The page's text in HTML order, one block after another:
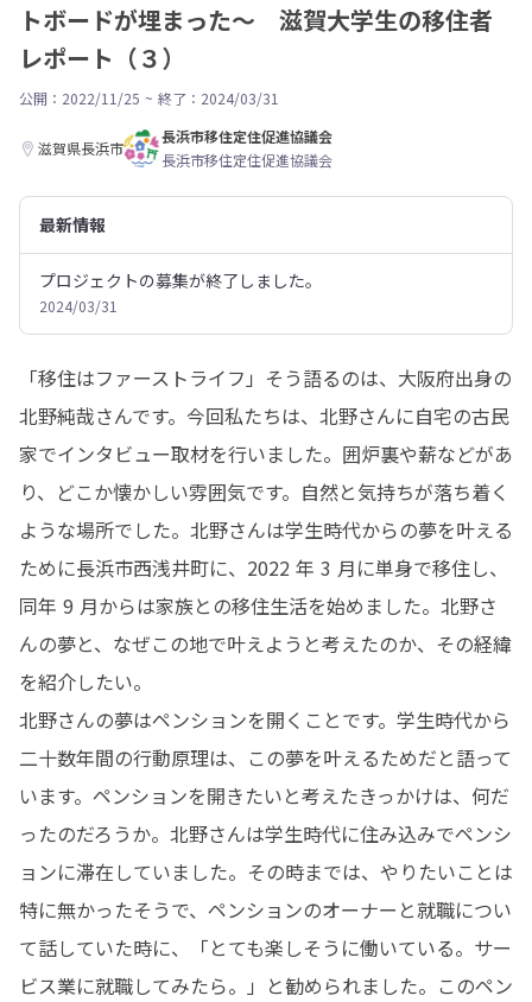
トボードが埋まった〜 滋賀大学生の移住者
レポート（３）
公開：2022/11/25 ~ 終了：2024/03/31
滋賀県長浜市
長浜市移住定住促進協議会
長浜市移住定住促進協議会
最新情報
プロジェクトの募集が終了しました。
2024/03/31
「移住はファーストライフ」そう語るのは、大阪府出身の
北野純哉さんです。今回私たちは、北野さんに自宅の古民
家でインタビュー取材を行いました。囲炉裏や薪などがあ
り、どこか懐かしい雰囲気です。自然と気持ちが落ち着く
ような場所でした。北野さんは学生時代からの夢を叶える
ために長浜市西浅井町に、2022 年 3 月に単身で移住し、
同年 9 月からは家族との移住生活を始めました。北野さ
んの夢と、なぜこの地で叶えようと考えたのか、その経緯
を紹介したい。
北野さんの夢はペンションを開くことです。学生時代から
二十数年間の行動原理は、この夢を叶えるためだと語って
います。ペンションを開きたいと考えたきっかけは、何だ
ったのだろうか。北野さんは学生時代に住み込みでペンシ
ョンに滞在していました。その時までは、やりたいことは
特に無かったそうで、ペンションのオーナーと就職につい
て話していた時に、「とても楽しそうに働いている。サー
ビス業に就職してみたら。」と勧められました。このペン